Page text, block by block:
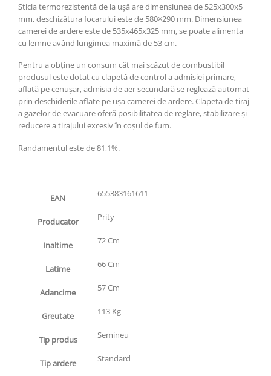
Sticla termorezistentă de la ușă are dimensiunea de 525x300x5
mm, deschizătura focarului este de 580×290 mm. Dimensiunea
camerei de ardere este de 535x465x325 mm, se poate alimenta
cu lemne având lungimea maximă de 53 cm.
Pentru a obține un consum cât mai scăzut de combustibil
produsul este dotat cu clapetă de control a admisiei primare,
aflată pe cenușar, admisia de aer secundară se reglează automat
prin deschiderile aflate pe ușa camerei de ardere. Clapeta de tiraj
a gazelor de evacuare oferă posibilitatea de reglare, stabilizare și
reducere a tirajului excesiv în coșul de fum.
Randamentul este de 81,1%.
EAN 655383161611
Producator Prity
Inaltime 72 Cm
Latime 66 Cm
Adancime 57 Cm
Greutate 113 Kg
Tip produs Semineu
Tip ardere Standard